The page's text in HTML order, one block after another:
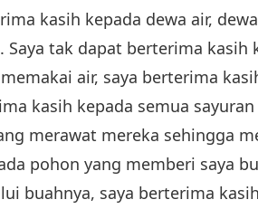
kasih kepada dewa air,
Saya tak dapat berterima
air, saya berterima
kasih kepada semua
merawat mereka sehingga
pohon yang memberi saya
buahnya, saya berterima